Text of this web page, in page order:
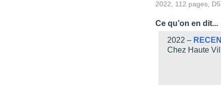
Table des matières
Liste des figures et du
2022, 112 pages,
Ce qu’on en dit...
2022 –
Chez Haute